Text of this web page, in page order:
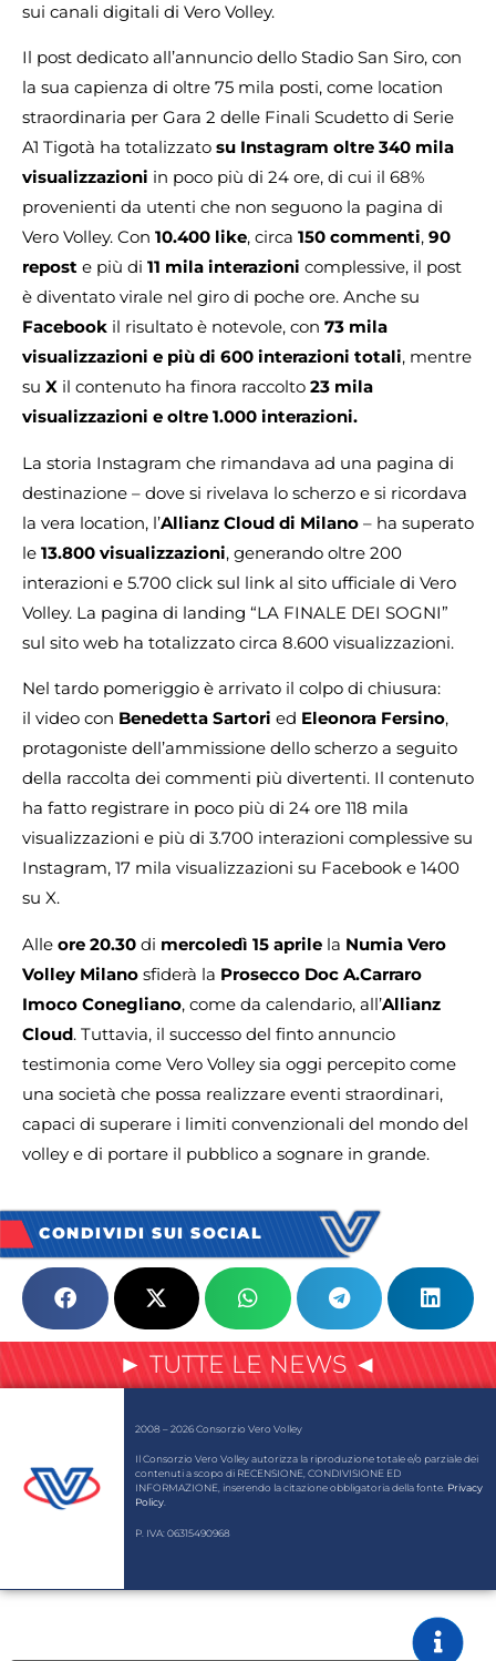
sui canali digitali di Vero Volley.
Il post dedicato all’annuncio dello Stadio San Siro, con
la sua capienza di oltre 75 mila posti, come location
straordinaria per Gara 2 delle Finali Scudetto di Serie
A1 Tigotà ha totalizzato su Instagram oltre 340 mila
visualizzazioni in poco più di 24 ore, di cui il 68%
provenienti da utenti che non seguono la pagina di
Vero Volley. Con 10.400 like, circa 150 commenti, 90
repost e più di 11 mila interazioni complessive, il post
è diventato virale nel giro di poche ore. Anche su
Facebook il risultato è notevole, con 73 mila
visualizzazioni e più di 600 interazioni totali, mentre
su X il contenuto ha finora raccolto 23 mila
visualizzazioni e oltre 1.000 interazioni.
La storia Instagram che rimandava ad una pagina di
destinazione – dove si rivelava lo scherzo e si ricordava
la vera location, l’Allianz Cloud di Milano – ha superato
le 13.800 visualizzazioni, generando oltre 200
interazioni e 5.700 click sul link al sito ufficiale di Vero
Volley. La pagina di landing “LA FINALE DEI SOGNI”
sul sito web ha totalizzato circa 8.600 visualizzazioni.
Nel tardo pomeriggio è arrivato il colpo di chiusura:
il video con Benedetta Sartori ed Eleonora Fersino,
protagoniste dell’ammissione dello scherzo a seguito
della raccolta dei commenti più divertenti. Il contenuto
ha fatto registrare in poco più di 24 ore 118 mila
visualizzazioni e più di 3.700 interazioni complessive su
Instagram, 17 mila visualizzazioni su Facebook e 1400
su X.
Alle ore 20.30 di mercoledì 15 aprile la Numia Vero
Volley Milano sfiderà la Prosecco Doc A.Carraro
Imoco Conegliano, come da calendario, all’Allianz
Cloud. Tuttavia, il successo del finto annuncio
testimonia come Vero Volley sia oggi percepito come
una società che possa realizzare eventi straordinari,
capaci di superare i limiti convenzionali del mondo del
volley e di portare il pubblico a sognare in grande.
CONDIVIDI SUI SOCIAL
► TUTTE LE NEWS ◄
2008 – 2026 Consorzio Vero Volley
Il Consorzio Vero Volley autorizza la riproduzione totale e/o parziale dei
contenuti a scopo di RECENSIONE, CONDIVISIONE ED
INFORMAZIONE, inserendo la citazione obbligatoria della fonte. Privacy
Policy.
P. IVA: 06315490968